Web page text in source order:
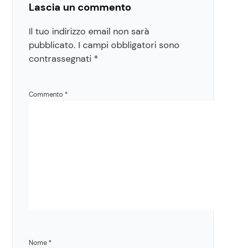
Lascia un commento
Il tuo indirizzo email non sarà
pubblicato. I campi obbligatori sono
contrassegnati *
Commento *
Nome *